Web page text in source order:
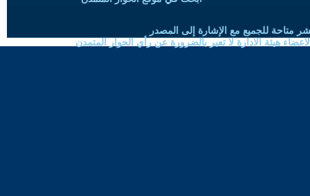
متاحة للجميع مع الإشارة إلى المصدر
هيئة الادارة لا تعبر بالضرورة عن رأي الحوار المتمدن